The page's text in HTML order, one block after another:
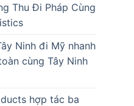
Thu Đi Pháp Cùng
Ninh đi Mỹ nhanh
cùng Tây Ninh
hợp tác ba